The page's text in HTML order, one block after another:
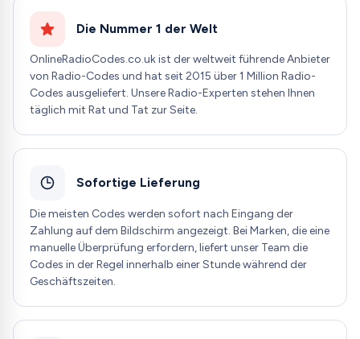
Die Nummer 1 der Welt
OnlineRadioCodes.co.uk ist der weltweit führende Anbieter
von Radio-Codes und hat seit 2015 über 1 Million Radio-
Codes ausgeliefert. Unsere Radio-Experten stehen Ihnen
täglich mit Rat und Tat zur Seite.
Sofortige Lieferung
Die meisten Codes werden sofort nach Eingang der
Zahlung auf dem Bildschirm angezeigt. Bei Marken, die eine
manuelle Überprüfung erfordern, liefert unser Team die
Codes in der Regel innerhalb einer Stunde während der
Geschäftszeiten.